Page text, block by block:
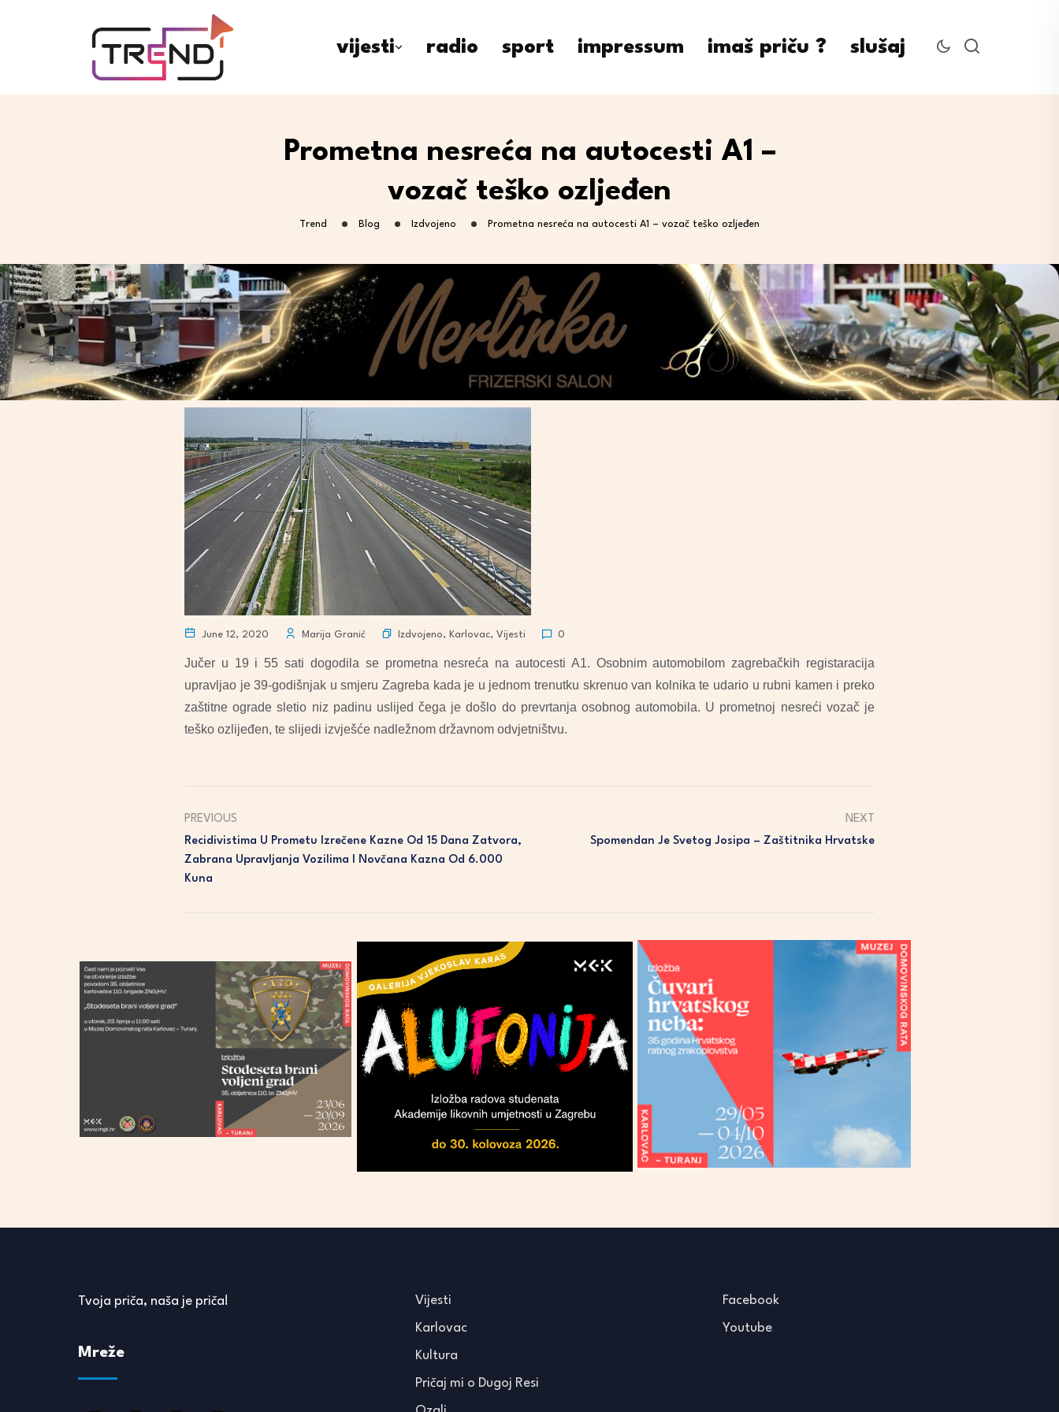
vijesti radio sport impressum imaš priču ? slušaj
Prometna nesreća na autocesti A1 –
vozač teško ozljeđen
Trend Blog Izdvojeno Prometna nesreća na autocesti A1 – vozač teško ozljeđen
June 12, 2020 Marija Granić Izdvojeno, Karlovac, Vijesti 0
Jučer u 19 i 55 sati dogodila se prometna nesreća na autocesti A1. Osobnim automobilom zagrebačkih registaracija
upravljao je 39-godišnjak u smjeru Zagreba kada je u jednom trenutku skrenuo van kolnika te udario u rubni kamen i preko
zaštitne ograde sletio niz padinu uslijed čega je došlo do prevrtanja osobnog automobila. U prometnoj nesreći vozač je
teško ozlijeđen, te slijedi izvješće nadležnom državnom odvjetništvu.
PREVIOUS
Recidivistima U Prometu Izrečene Kazne Od 15 Dana Zatvora,
Zabrana Upravljanja Vozilima I Novčana Kazna Od 6.000
Kuna
NEXT
Spomendan Je Svetog Josipa – Zaštitnika Hrvatske
Tvoja priča, naša je priča!
Mreže
Vijesti
Karlovac
Kultura
Pričaj mi o Dugoj Resi
Facebook
Youtube